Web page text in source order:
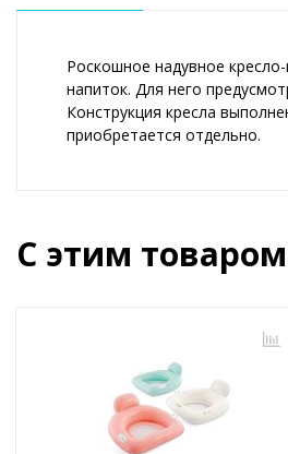
Роскошное надувное
напиток. Для него
Конструкция кресла
приобретается отдельно.
С этим